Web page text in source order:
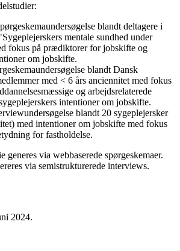
blandt deltagere i
mentale sundhed under
fokus på prædiktorer for jobskifte og
om jobskifte.
blandt Dansk
med < 6 års anciennitet med fokus
og arbejdsrelaterede
intentioner om jobskifte.
blandt 20 sygeplejersker
med intentioner om jobskifte med fokus
for fastholdelse.
generes via webbaserede spørgeskemaer.
via semistrukturerede interviews.
2024.